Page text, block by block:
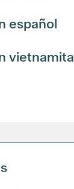
español
vietnamita